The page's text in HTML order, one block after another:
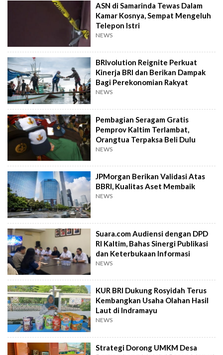
ASN di Samarinda Tewas Dalam
Kamar Kosnya, Sempat Mengeluh
Telepon Istri
NEWS
BRIvolution Reignite Perkuat
Kinerja BRI dan Berikan Dampak
Bagi Perekonomian Rakyat
NEWS
Pembagian Seragam Gratis
Pemprov Kaltim Terlambat,
Orangtua Terpaksa Beli Dulu
NEWS
JPMorgan Berikan Validasi Atas
BBRI, Kualitas Aset Membaik
NEWS
Suara.com Audiensi dengan DPD
RI Kaltim, Bahas Sinergi Publikasi
dan Keterbukaan Informasi
NEWS
KUR BRI Dukung Rosyidah Terus
Kembangkan Usaha Olahan Hasil
Laut di Indramayu
NEWS
Strategi Dorong UMKM Desa